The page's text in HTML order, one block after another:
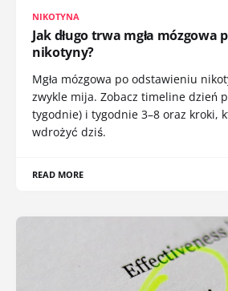
NIKOTYNA
Jak długo trwa mgła mózgowa
nikotyny?
Mgła mózgowa po odstawieniu
zwykle mija. Zobacz timeline dzień
tygodnie) i tygodnie 3–8 oraz kroki,
wdrożyć dziś.
READ MORE